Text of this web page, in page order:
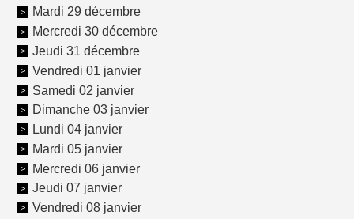
Mardi 29 décembre
Mercredi 30 décembre
Jeudi 31 décembre
Vendredi 01 janvier
Samedi 02 janvier
Dimanche 03 janvier
Lundi 04 janvier
Mardi 05 janvier
Mercredi 06 janvier
Jeudi 07 janvier
Vendredi 08 janvier